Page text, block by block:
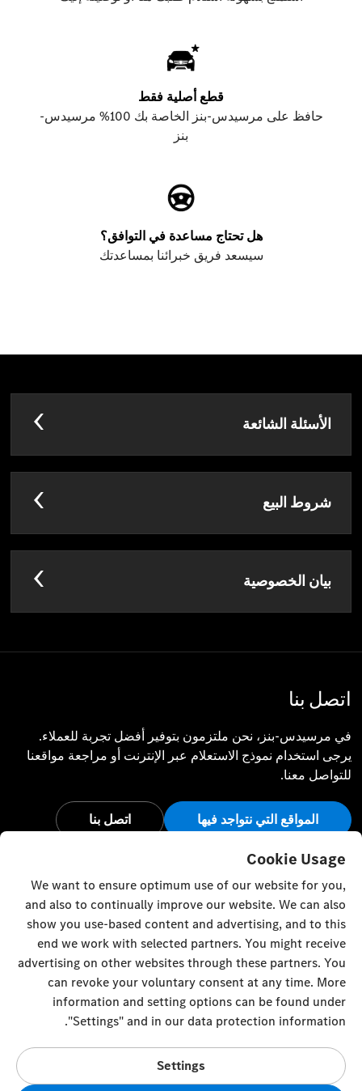
قطع أصلية فقط
حافظ على مرسيدس-بنز الخاصة بك 100% مرسيدس-
بنز
هل تحتاج مساعدة في التوافق؟
سيسعد فريق خبرائنا بمساعدتك
الأسئلة الشائعة
شروط البيع
بيان الخصوصية
اتصل بنا
في مرسيدس-بنز، نحن ملتزمون بتوفير أفضل تجربة للعملاء.
يرجى استخدام نموذج الاستعلام عبر الإنترنت أو مراجعة مواقعنا
للتواصل معنا.
المواقع التي نتواجد فيها اتصل بنا
أبق على اتصال
تفضل بزيارة قنواتنا الاجتماعية للاطلاع على آخر أخبار وفعاليات
مرسيدس-بنز.
إعدادات ملفات تعريف الارتباطإلى الأعلى
© Emirates Motor Company 2023. All rights reserved
Mussafah M5 10th street / 17th street intersection - United
Cookie Usage
We want to ensure optimum use of our website for you,
and also to continually improve our website. We can also
show you use-based content and advertising, and to this
end we work with selected partners. You might receive
advertising on other websites through these partners. You
can revoke your voluntary consent at any time. More
information and setting options can be found under
"Settings" and in our data protection information.
Settings